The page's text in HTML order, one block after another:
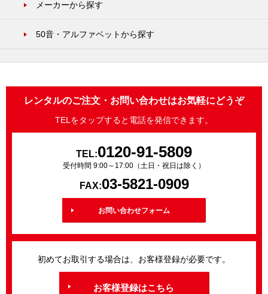
メーカーから探す
50音・アルファベットから探す
レンタルのご注文・お問い合わせはお気軽にどうぞ
TELをタップすると電話を発信できます。
TEL:0120-91-5809
受付時間 9:00～17:00（土日・祝日は除く）
FAX:03-5821-0909
お問い合わせフォーム
初めてお取引する場合は、お客様登録が必要です。
お客様登録はこちら